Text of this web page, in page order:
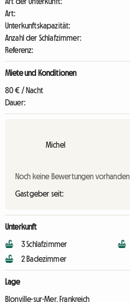
Art:
Unterkunftskapazität:
Anzahl der Schlafzimmer:
Referenz:
Miete und Konditionen
80 € / Nacht
Dauer:
Michel
Noch keine Bewertungen vorhanden
Gastgeber seit:
Unterkunft
3 Schlafzimmer
2 Badezimmer
Lage
Blonville-sur-Mer, Frankreich